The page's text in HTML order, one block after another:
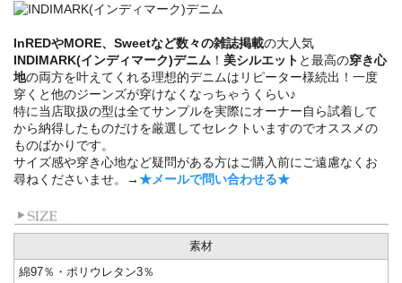
InREDやMORE、Sweetなど数々の雑誌掲載の大人気
INDIMARK(インディマーク)デニム ！ 美シルエット と最高の穿き心
地の両方を叶えてくれる理想的デニムはリピーター様続出！一度
穿くと他のジーンズが穿けなくなっちゃうくらい♪
特に当店取扱の型は全てサンプルを実際にオーナー自ら試着して
から納得したものだけを厳選してセレクトいますのでオススメの
ものばかりです。
サイズ感や穿き心地など疑問がある方はご購入前にご遠慮なくお
尋ねくださいませ。→★メールで問い合わせる★
素材
綿97％・ポリウレタン3％